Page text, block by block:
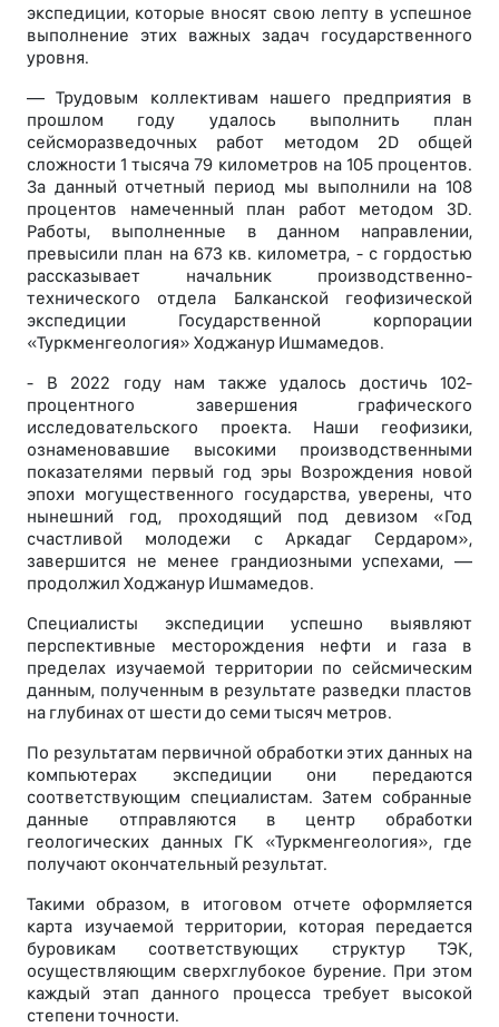
экспедиции, которые вносят свою лепту в успешное
выполнение этих важных задач государственного
уровня.
— Трудовым коллективам нашего предприятия в
прошлом году удалось выполнить план
сейсморазведочных работ методом 2D общей
сложности 1 тысяча 79 километров на 105 процентов.
За данный отчетный период мы выполнили на 108
процентов намеченный план работ методом 3D.
Работы, выполненные в данном направлении,
превысили план на 673 кв. километра, - с гордостью
рассказывает начальник производственно-
технического отдела Балканской геофизической
экспедиции Государственной корпорации
«Туркменгеология» Ходжанур Ишмамедов.
- В 2022 году нам также удалось достичь 102-
процентного завершения графического
исследовательского проекта. Наши геофизики,
ознаменовавшие высокими производственными
показателями первый год эры Возрождения новой
эпохи могущественного государства, уверены, что
нынешний год, проходящий под девизом «Год
счастливой молодежи с Аркадаг Сердаром»,
завершится не менее грандиозными успехами, —
продолжил Ходжанур Ишмамедов.
Специалисты экспедиции успешно выявляют
перспективные месторождения нефти и газа в
пределах изучаемой территории по сейсмическим
данным, полученным в результате разведки пластов
на глубинах от шести до семи тысяч метров.
По результатам первичной обработки этих данных на
компьютерах экспедиции они передаются
соответствующим специалистам. Затем собранные
данные отправляются в центр обработки
геологических данных ГК «Туркменгеология», где
получают окончательный результат.
Такими образом, в итоговом отчете оформляется
карта изучаемой территории, которая передается
буровикам соответствующих структур ТЭК,
осуществляющим сверхглубокое бурение. При этом
каждый этап данного процесса требует высокой
степени точности.